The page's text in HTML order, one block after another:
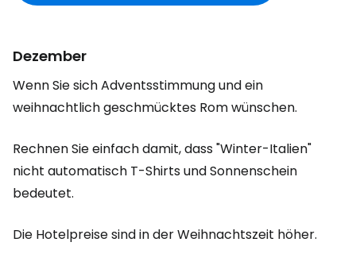
Dezember
Wenn Sie sich Adventsstimmung und ein
weihnachtlich geschmücktes Rom wünschen.
Rechnen Sie einfach damit, dass "Winter-Italien"
nicht automatisch T-Shirts und Sonnenschein
bedeutet.
Die Hotelpreise sind in der Weihnachtszeit höher.